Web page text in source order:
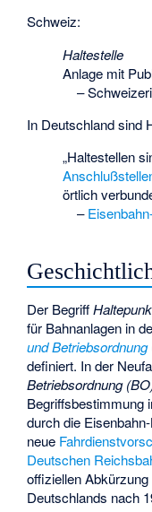
Schweiz:
Haltestelle
Anlage mit
–
In Deutschland sind
„Haltestellen
örtlich
–
Der Begriff
für Bahnanlagen in
und Betriebsordnung
definiert. In der
Betriebsordnung
Begriffsbestimmung
durch die
neue
Deutschen
offiziellen Abkürzung
Deutschlands nach